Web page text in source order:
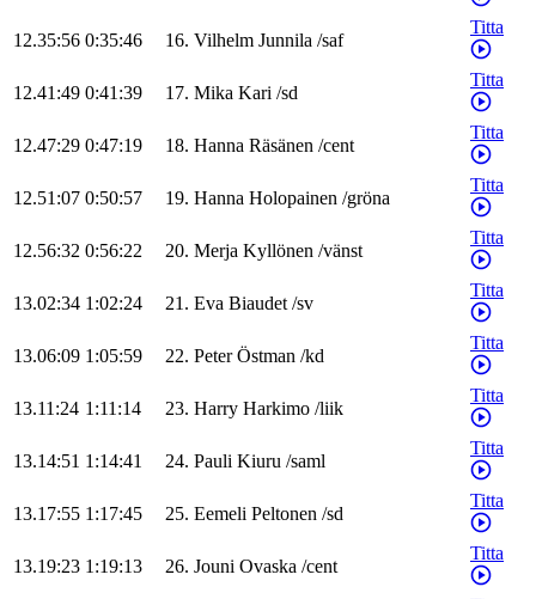
12.35:56 0:35:46 16. Vilhelm Junnila /saf
Titta
12.41:49 0:41:39 17. Mika Kari /sd
Titta
12.47:29 0:47:19 18. Hanna Räsänen /cent
Titta
12.51:07 0:50:57 19. Hanna Holopainen /gröna
Titta
12.56:32 0:56:22 20. Merja Kyllönen /vänst
Titta
13.02:34 1:02:24 21. Eva Biaudet/sv
Titta
13.06:09 1:05:59 22. Peter Östman /kd
Titta
13.11:24 1:11:14 23. Harry Harkimo /liik
Titta
13.14:51 1:14:41 24. Pauli Kiuru /saml
Titta
13.17:55 1:17:45 25. Eemeli Peltonen /sd
Titta
13.19:23 1:19:13 26. Jouni Ovaska /cent
Titta